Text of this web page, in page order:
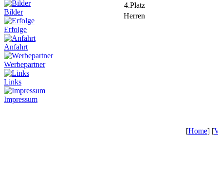
Bilder
Erfolge
Anfahrt
Werbepartner
Links
Impressum
4.Platz
Herren
[Home] [